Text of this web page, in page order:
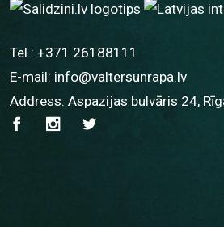
Tel.: +371 26188111
E-mail: info@valtersunrapa.lv
Address: Aspazijas bulvāris 24,